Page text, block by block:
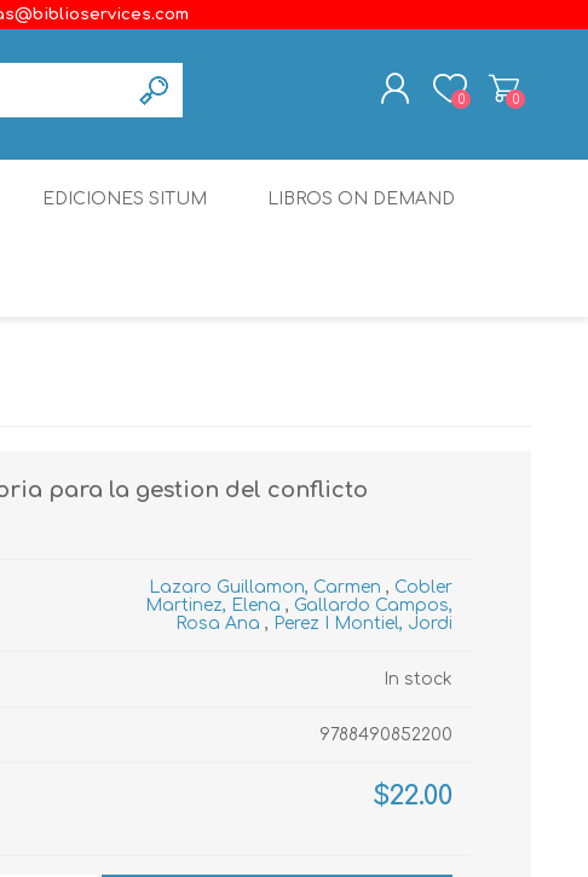
0 0
EDICIONES SITUM LIBROS ON DEMAND
para la gestion del conflicto
Lazaro Guillamon, Carmen , Cobler
Martinez, Elena , Gallardo Campos,
Rosa Ana , Perez I Montiel, Jordi
In stock
9788490852200
$22.00